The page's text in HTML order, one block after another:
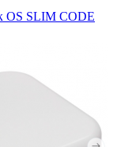
OS SLIM CODE